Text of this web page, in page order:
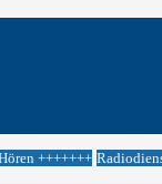
+++++++